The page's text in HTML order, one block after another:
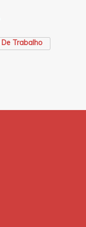
Trabalho